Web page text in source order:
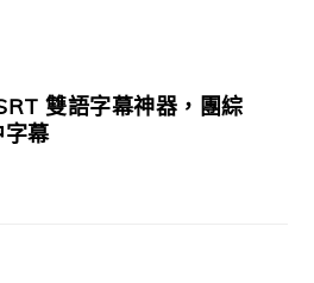
雙語字幕神器，團綜
字幕